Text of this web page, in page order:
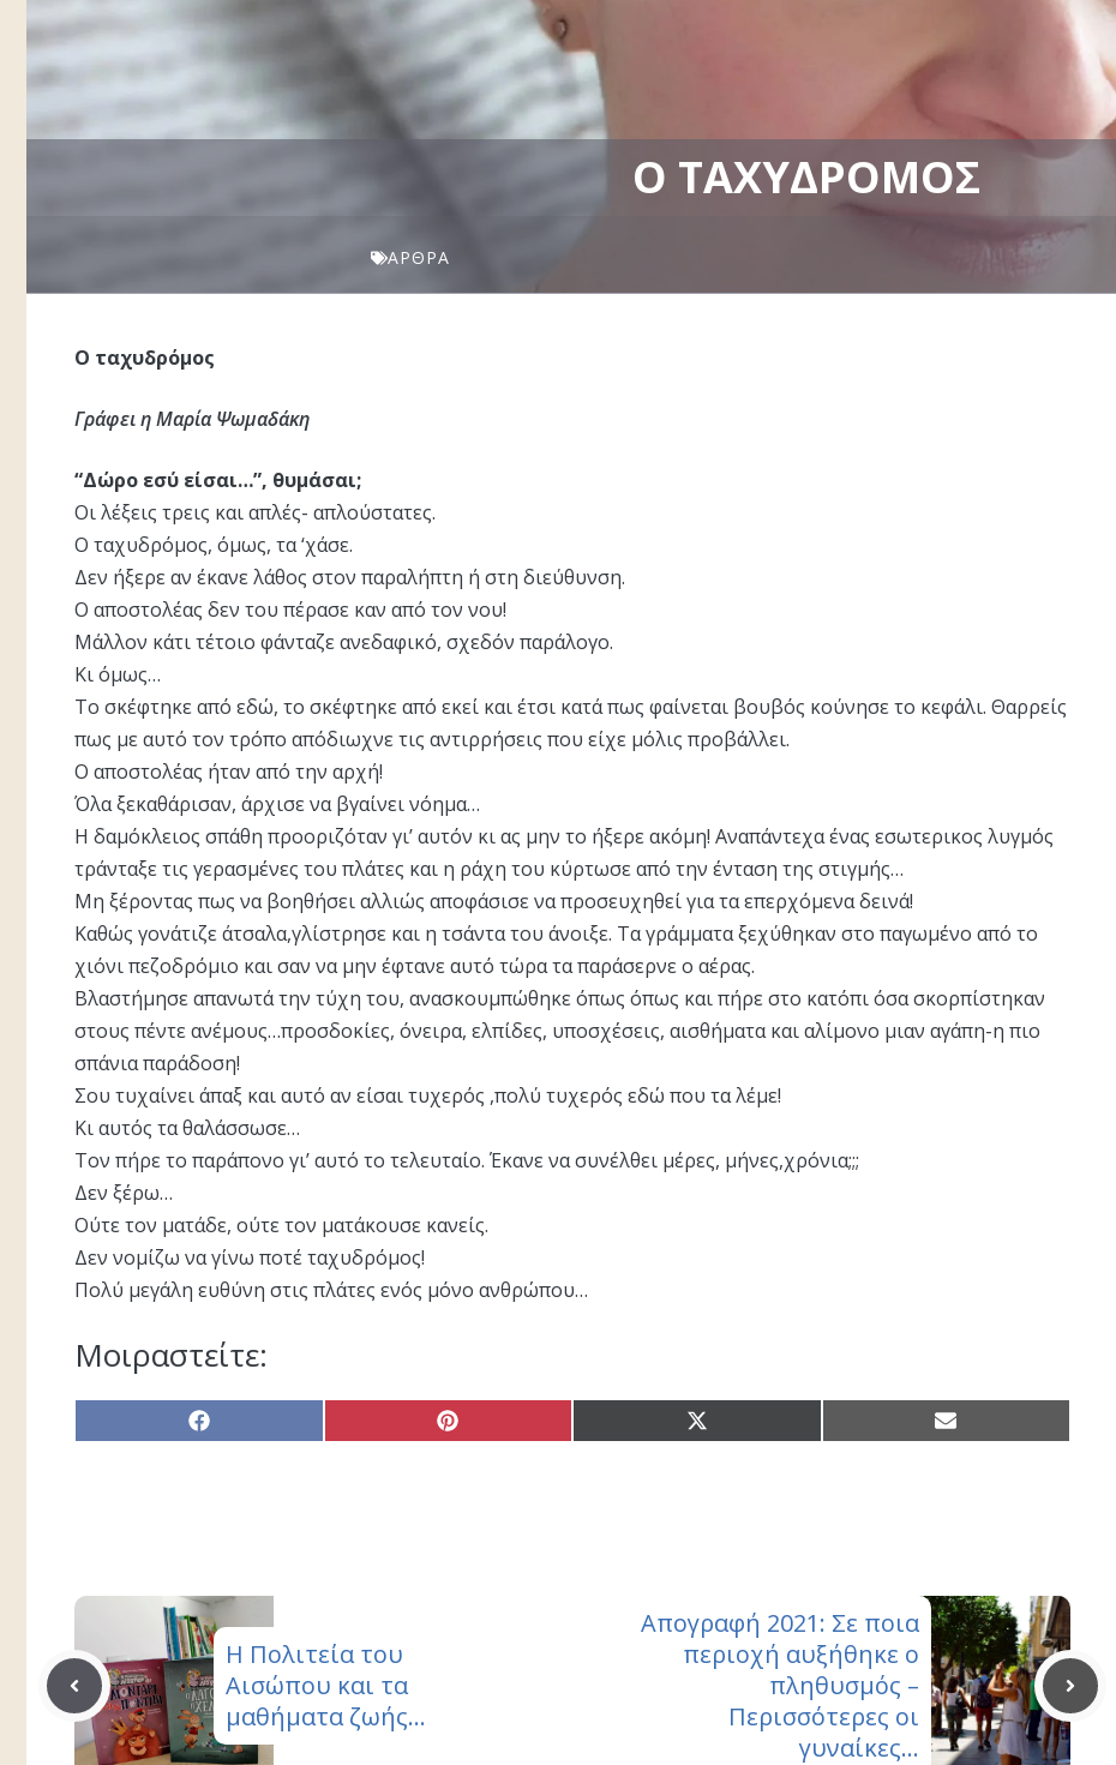
Ο ΤΑΧΥΔΡΌΜΟΣ
ΆΡΘΡΑ
Ο ταχυδρόμος
Γράφει η Μαρία Ψωμαδάκη
“Δώρο εσύ είσαι…”, θυμάσαι;
Οι λέξεις τρεις και απλές- απλούστατες.
Ο ταχυδρόμος, όμως, τα ‘χάσε.
Δεν ήξερε αν έκανε λάθος στον παραλήπτη ή στη διεύθυνση.
Ο αποστολέας δεν του πέρασε καν από τον νου!
Μάλλον κάτι τέτοιο φάνταζε ανεδαφικό, σχεδόν παράλογο.
Κι όμως…
Το σκέφτηκε από εδώ, το σκέφτηκε από εκεί και έτσι κατά πως φαίνεται βουβός κούνησε το κεφάλι. Θαρρείς
πως με αυτό τον τρόπο απόδιωχνε τις αντιρρήσεις που είχε μόλις προβάλλει.
Ο αποστολέας ήταν από την αρχή!
Όλα ξεκαθάρισαν, άρχισε να βγαίνει νόημα…
Η δαμόκλειος σπάθη προοριζόταν γι’ αυτόν κι ας μην το ήξερε ακόμη! Αναπάντεχα ένας εσωτερικος λυγμός
τράνταξε τις γερασμένες του πλάτες και η ράχη του κύρτωσε από την ένταση της στιγμής…
Μη ξέροντας πως να βοηθήσει αλλιώς αποφάσισε να προσευχηθεί για τα επερχόμενα δεινά!
Καθώς γονάτιζε άτσαλα,γλίστρησε και η τσάντα του άνοιξε. Τα γράμματα ξεχύθηκαν στο παγωμένο από το
χιόνι πεζοδρόμιο και σαν να μην έφτανε αυτό τώρα τα παράσερνε ο αέρας.
Βλαστήμησε απανωτά την τύχη του, ανασκουμπώθηκε όπως όπως και πήρε στο κατόπι όσα σκορπίστηκαν
στους πέντε ανέμους…προσδοκίες, όνειρα, ελπίδες, υποσχέσεις, αισθήματα και αλίμονο μιαν αγάπη-η πιο
σπάνια παράδοση!
Σου τυχαίνει άπαξ και αυτό αν είσαι τυχερός ,πολύ τυχερός εδώ που τα λέμε!
Κι αυτός τα θαλάσσωσε…
Τον πήρε το παράπονο γι’ αυτό το τελευταίο. Έκανε να συνέλθει μέρες, μήνες,χρόνια;;;
Δεν ξέρω…
Ούτε τον ματάδε, ούτε τον ματάκουσε κανείς.
Δεν νομίζω να γίνω ποτέ ταχυδρόμος!
Πολύ μεγάλη ευθύνη στις πλάτες ενός μόνο ανθρώπου…
Μοιραστείτε:
Share
on
Share
on
Share
on
Share
on
Η Πολιτεία του
Αισώπου και τα
μαθήματα ζωής…
Απογραφή 2021: Σε ποια
περιοχή αυξήθηκε ο
πληθυσμός –
Περισσότερες οι
γυναίκες…